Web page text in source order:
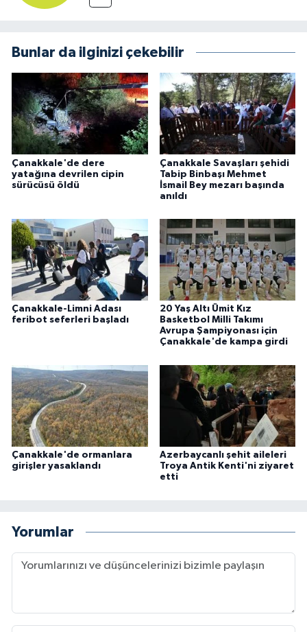
Bunlar da ilginizi çekebilir
Çanakkale'de dere
yatağına devrilen cipin
sürücüsü öldü
Çanakkale Savaşları şehidi
Tabip Binbaşı Mehmet
İsmail Bey mezarı başında
anıldı
Çanakkale-Limni Adası
feribot seferleri başladı
20 Yaş Altı Ümit Kız
Basketbol Milli Takımı
Avrupa Şampiyonası için
Çanakkale'de kampa girdi
Çanakkale'de ormanlara
girişler yasaklandı
Azerbaycanlı şehit aileleri
Troya Antik Kenti'ni ziyaret
etti
Yorumlar